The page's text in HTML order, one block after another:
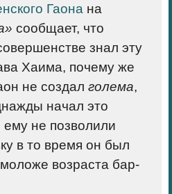
Гаона на
сообщает, что
знал эту
Хаима, почему же
не создал голема,
начал это
не позволили
в то время он был
возраста бар-